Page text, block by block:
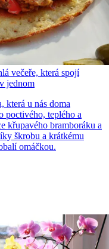
večeře, která spojí
jednom
která u nás doma
poctivého, teplého a
křupavého bramboráku a
škrobu a krátkému
omáčkou.